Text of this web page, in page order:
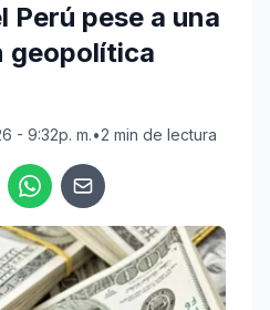
Perú pese a una
geopolítica
- 9:32p. m.•2 min de lectura